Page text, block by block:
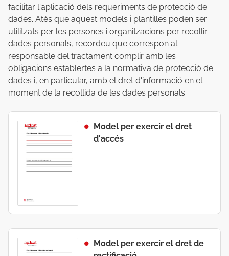
facilitar l'aplicació dels requeriments de protecció de
dades. Atès que aquest models i plantilles poden ser
utilitzats per les persones i organitzacions per recollir
dades personals, recordeu que correspon al
responsable del tractament complir amb les
obligacions establertes a la normativa de protecció de
dades i, en particular, amb el dret d'informació en el
moment de la recollida de les dades personals.
Model per exercir el dret
d'accés
Model per exercir el dret de